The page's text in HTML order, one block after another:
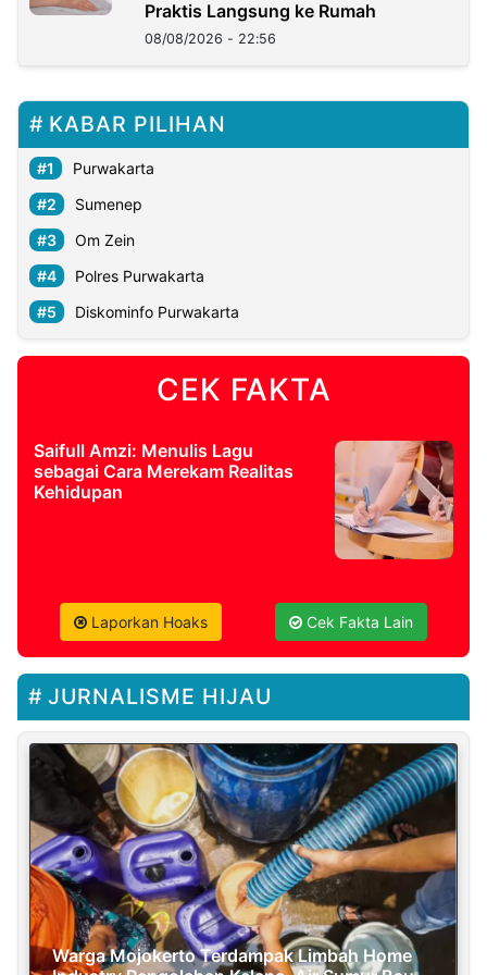
Praktis Langsung ke Rumah
08/08/2026 - 22:56
KABAR PILIHAN
Purwakarta
Sumenep
Om Zein
Polres Purwakarta
Diskominfo Purwakarta
CEK FAKTA
Saifull Amzi: Menulis Lagu
sebagai Cara Merekam Realitas
Kehidupan
Laporkan Hoaks Cek Fakta Lain
JURNALISME HIJAU
Warga Mojokerto Terdampak Limbah Home